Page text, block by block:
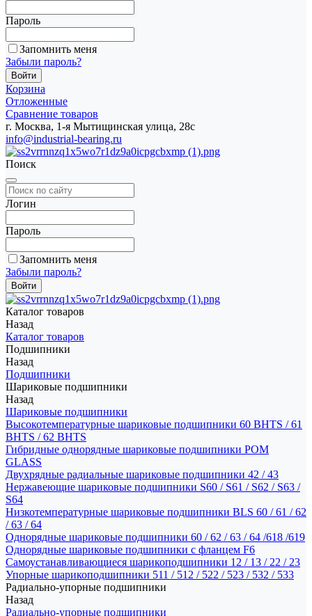
Пароль
Запомнить меня
Забыли пароль?
Корзина
Отложенные
Сравнение товаров
г. Москва, 1-я Мытищинская улица, 28с
info@industrial-bearing.ru
Поиск
Логин
Пароль
Запомнить меня
Забыли пароль?
Каталог товаров
Назад
Каталог товаров
Подшипники
Назад
Подшипники
Шариковые подшипники
Назад
Шариковые подшипники
Высокотемпературные шариковые подшипники 60 BHTS / 61
BHTS / 62 BHTS
Гибридные однорядные шариковые подшипники POM
GLASS
Двухрядные радиальные шариковые подшипники 42 / 43
Нержавеющие шариковые подшипники S60 / S61 / S62 / S63 /
S64
Низкотемпературные шариковые подшипники BLS 60 / 61 / 62
/ 63 / 64
Однорядные шариковые подшипники 60 / 62 / 63 / 64 /618 /619
Однорядные шариковые подшипники с фланцем F6
Самоустанавливающиеся шарикоподшипники 12 / 13 / 22 / 23
Упорные шарикоподшипники 511 / 512 / 522 / 523 / 532 / 533
Радиально-упорные подшипники
Назад
Радиально-упорные подшипники